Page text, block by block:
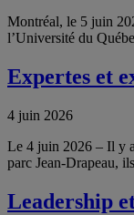
Montréal, le 5 juin
l’Université du
Expertes et
4 juin 2026
Le 4 juin 2026 – Il y
parc Jean-Drapeau,
Leadership